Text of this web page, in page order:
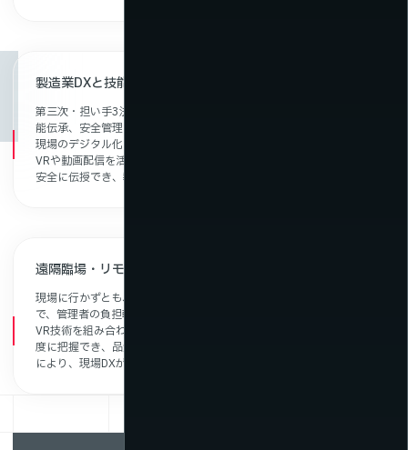
製造業DXと技能伝承・安全教育のデジタル化
第三次・担い手3法の施策により、建設業界では若手人材の育成や技
能伝承、安全管理の強化が求められています。これに対応する形で、
現場のデジタル化・DXが加速しています。
VRや動画配信を活用することで、熟練作業者の技能を新人や若手に
安全に伝授でき、教育効率の向上や事故防止につながっています。
遠隔臨場・リモート監視による現場DXの加速
現場に行かずとも、遠隔からの臨場確認や監視が可能になること
で、管理者の負担軽減と迅速な対応が可能になります。動画配信と
VR技術を組み合わせることで、現場の状況をリアルタイムかつ高精
度に把握でき、品質管理や安全対策の強化にもつながります。これ
により、現場DXが一層加速します。